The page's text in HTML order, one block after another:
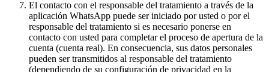
El contacto con el responsable del tratamiento a través de la
aplicación WhatsApp puede ser iniciado por usted o por el
responsable del tratamiento si es necesario ponerse en
contacto con usted para completar el proceso de apertura de la
cuenta (cuenta real). En consecuencia, sus datos personales
pueden ser transmitidos al responsable del tratamiento
(dependiendo de su configuración de privacidad en la